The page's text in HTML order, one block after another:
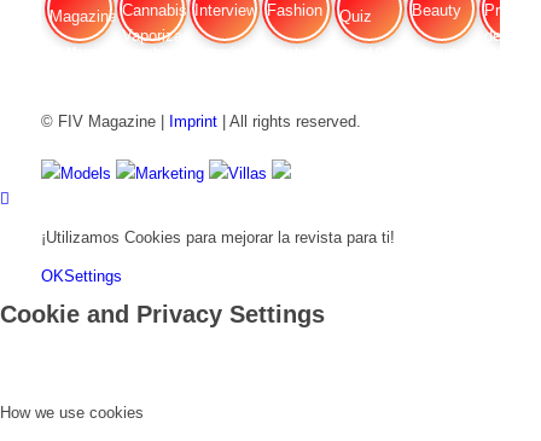
© FIV Magazine | Imprint| All rights reserved.
Models Marketing Villas
¡Utilizamos Cookies para mejorar la revista para ti!
OKSettings
Cookie and Privacy Settings
How we use cookies